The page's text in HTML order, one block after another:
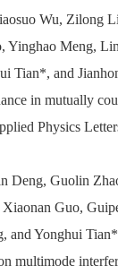
Wu, Zilong
Yinghao Meng,
Tian*, and
in mutually
Physics
Deng, Guolin
Guo,
and Yonghui
multimode